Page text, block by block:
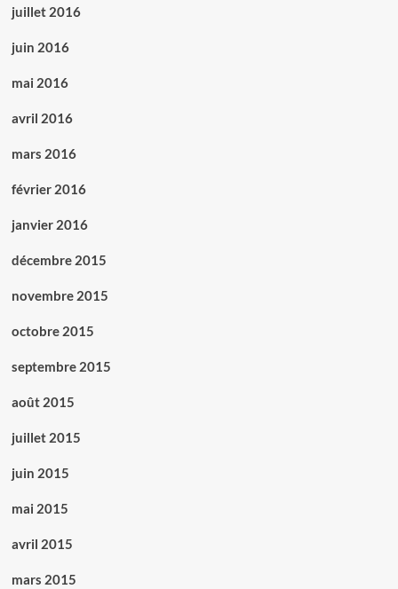
juillet 2016
juin 2016
mai 2016
avril 2016
mars 2016
février 2016
janvier 2016
décembre 2015
novembre 2015
octobre 2015
septembre 2015
août 2015
juillet 2015
juin 2015
mai 2015
avril 2015
mars 2015